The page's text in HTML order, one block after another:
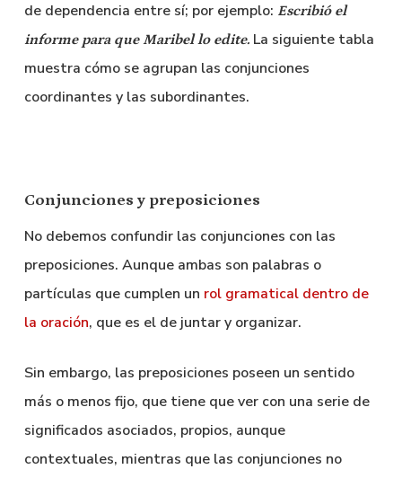
de dependencia entre sí; por ejemplo: Escribió el
informe para queMaribel lo edite.La siguiente tabla
muestra cómo se agrupan las conjunciones
coordinantes y las subordinantes.
Conjunciones y preposiciones
No debemos confundir las conjunciones con las
preposiciones. Aunque ambas son palabras o
partículas que cumplen un rol gramatical dentro de
la oración, que es el de juntar y organizar.
Sin embargo, las preposiciones poseen un sentido
más o menos fijo, que tiene que ver con una serie de
significados asociados, propios, aunque
contextuales, mientras que las conjunciones no